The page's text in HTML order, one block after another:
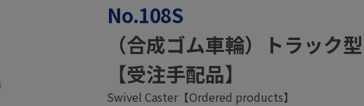
No.108S
（合成ゴム車輪）トラック型
【受注手配品】
Swivel Caster【Ordered products】